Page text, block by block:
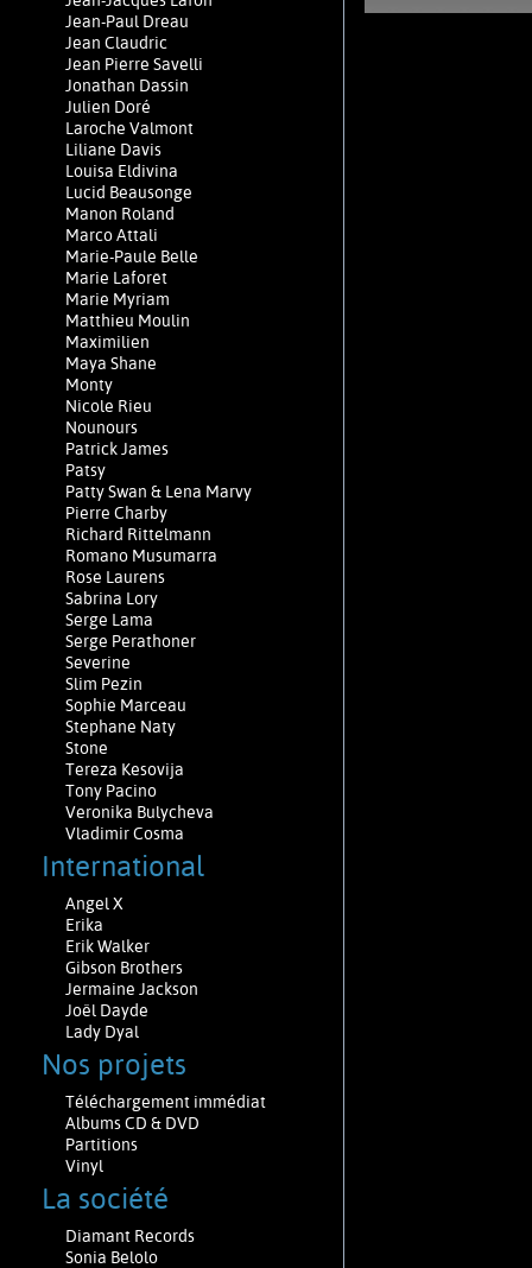
Jean-Paul Dreau
Jean Claudric
Jean Pierre Savelli
Jonathan Dassin
Julien Doré
Laroche Valmont
Liliane Davis
Louisa Eldivina
Lucid Beausonge
Manon Roland
Marco Attali
Marie-Paule Belle
Marie Laforêt
Marie Myriam
Matthieu Moulin
Maximilien
Maya Shane
Monty
Nicole Rieu
Nounours
Patrick James
Patsy
Patty Swan & Lena Marvy
Pierre Charby
Richard Rittelmann
Romano Musumarra
Rose Laurens
Sabrina Lory
Serge Lama
Serge Perathoner
Severine
Slim Pezin
Sophie Marceau
Stephane Naty
Stone
Tereza Kesovija
Tony Pacino
Veronika Bulycheva
Vladimir Cosma
International
Angel X
Erika
Erik Walker
Gibson Brothers
Jermaine Jackson
Joël Dayde
Lady Dyal
Nos projets
Téléchargement immédiat
Albums CD & DVD
Partitions
Vinyl
La société
Diamant Records
Sonia Belolo